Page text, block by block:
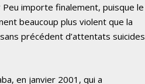
importe finalement, puisque le
beaucoup plus violent que la
précédent d’attentats suicides
en janvier 2001, qui a